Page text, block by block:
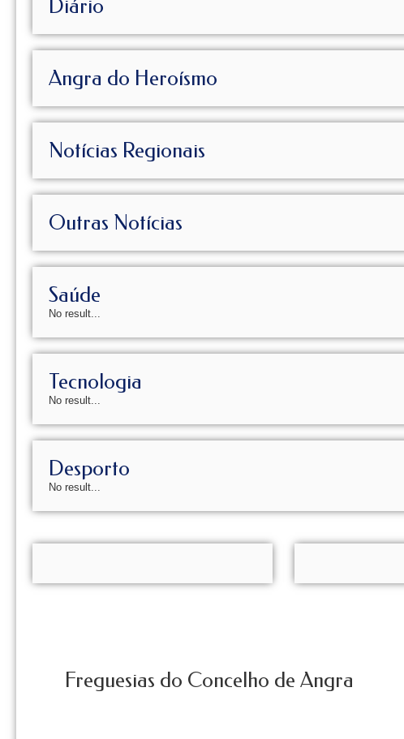
Diário
Angra do Heroísmo
Notícias Regionais
Outras Notícias
Saúde
No result...
Tecnologia
No result...
Desporto
No result...
Freguesias do Concelho de Angra